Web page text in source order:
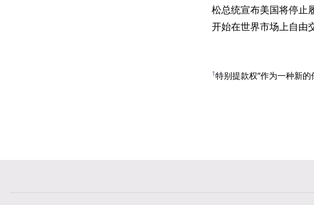
松总统宣布美国将停止
开始在世界市场上自由
1特别提款权”作为一种新